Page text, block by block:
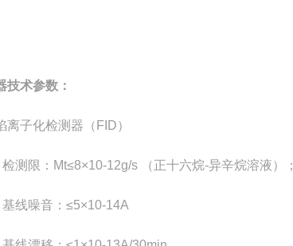
技术参数：
离子化检测器（FID）
检测限：Mt≤8×10-12g/s （正十六烷-异辛烷溶液）；
基线噪音：≤5×10-14A